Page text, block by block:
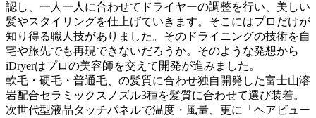
認し、一人一人に合わせてドライヤーの調整を行い、美しい
髪やスタイリングを仕上げていきます。そこにはプロだけが
知り得る職人技がありました。そのドライニングの技術を自
宅や旅先でも再現できないだろうか。そのような発想から
iDryerはプロの美容師を交えて開発が進みました。
軟毛・硬毛・普通毛、の髪質に合わせ独自開発した富士山溶
岩配合セラミックスノズル3種を髪質に合わせて選び装着。
次世代型液晶タッチパネルで温度・風量、更に「ヘアビュー